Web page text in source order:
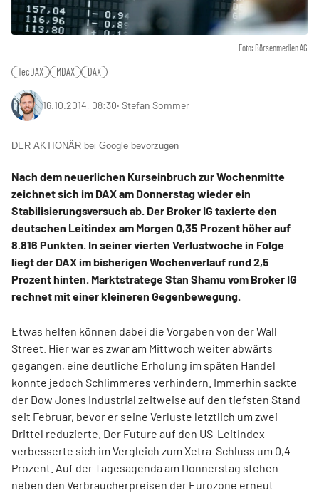
Foto: Börsenmedien AG
TecDAX MDAX DAX
16.10.2014, 08:30‧ Stefan Sommer
DER AKTIONÄR bei Google bevorzugen
Nach dem neuerlichen Kurseinbruch zur Wochenmitte
zeichnet sich im DAX am Donnerstag wieder ein
Stabilisierungsversuch ab. Der Broker IG taxierte den
deutschen Leitindex am Morgen 0,35 Prozent höher auf
8.816 Punkten. In seiner vierten Verlustwoche in Folge
liegt der DAX im bisherigen Wochenverlauf rund 2,5
Prozent hinten. Marktstratege Stan Shamu vom Broker IG
rechnet mit einer kleineren Gegenbewegung.
Etwas helfen können dabei die Vorgaben von der Wall
Street. Hier war es zwar am Mittwoch weiter abwärts
gegangen, eine deutliche Erholung im späten Handel
konnte jedoch Schlimmeres verhindern. Immerhin sackte
der Dow Jones Industrial zeitweise auf den tiefsten Stand
seit Februar, bevor er seine Verluste letztlich um zwei
Drittel reduzierte. Der Future auf den US-Leitindex
verbesserte sich im Vergleich zum Xetra-Schluss um 0,4
Prozent. Auf der Tagesagenda am Donnerstag stehen
neben den Verbraucherpreisen der Eurozone erneut